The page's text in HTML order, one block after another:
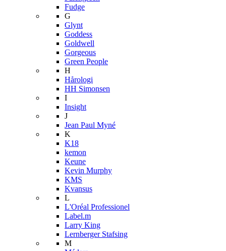
Fudge
G
Glynt
Goddess
Goldwell
Gorgeous
Green People
H
Hårologi
HH Simonsen
I
Insight
J
Jean Paul Myné
K
K18
kemon
Keune
Kevin Murphy
KMS
Kvansus
L
L'Oréal Professionel
Label.m
Larry King
Lernberger Stafsing
M